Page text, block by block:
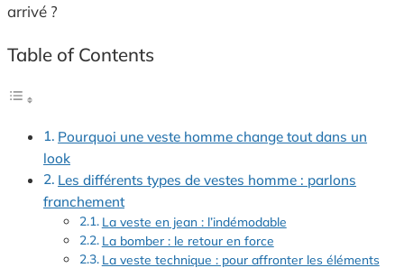
arrivé ?
Table of Contents
Pourquoi une veste homme change tout dans un
look
Les différents types de vestes homme : parlons
franchement
La veste en jean : l’indémodable
La bomber : le retour en force
La veste technique : pour affronter les éléments